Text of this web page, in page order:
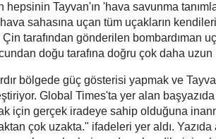
hepsinin Tayvan'ın 'hava savunma
sahasına uçan tüm uçakların
Çin tarafından gönderilen bombardıman
doğu tarafına doğru çok daha uzun
bölgede güç gösterisi yapmak ve
Global Times'ta yer alan
için gerçek iradeye sahip olduğuna
çok uzakta." ifadeleri yer aldı.